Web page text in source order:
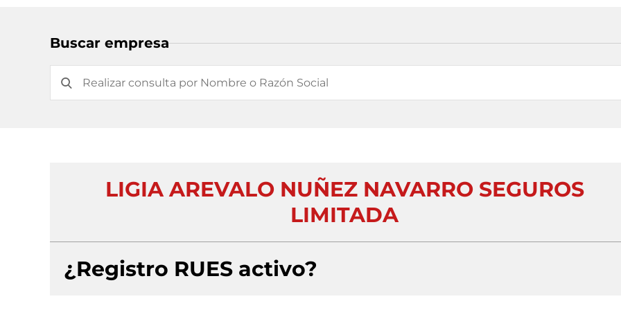
Buscar empresa
LIGIA AREVALO NUÑEZ NAVARRO SEGUROS
LIMITADA
¿Registro RUES activo?